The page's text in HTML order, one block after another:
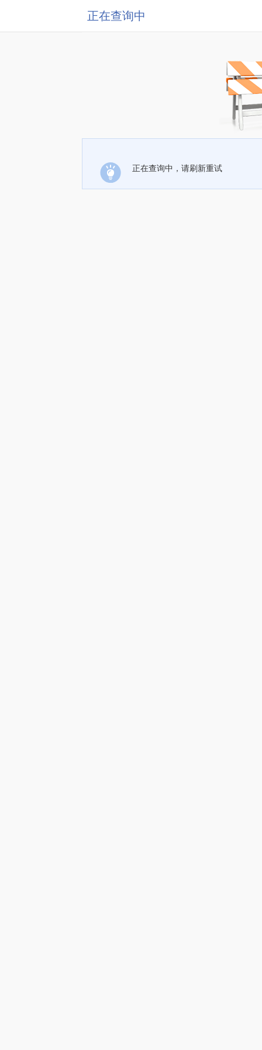
正在查询中
正在查询中，请刷新重试